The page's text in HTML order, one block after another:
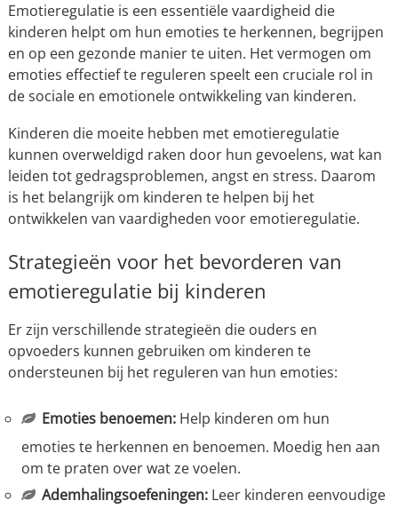
Emotieregulatie is een essentiële vaardigheid die
kinderen helpt om hun emoties te herkennen, begrijpen
en op een gezonde manier te uiten. Het vermogen om
emoties effectief te reguleren speelt een cruciale rol in
de sociale en emotionele ontwikkeling van kinderen.
Kinderen die moeite hebben met emotieregulatie
kunnen overweldigd raken door hun gevoelens, wat kan
leiden tot gedragsproblemen, angst en stress. Daarom
is het belangrijk om kinderen te helpen bij het
ontwikkelen van vaardigheden voor emotieregulatie.
Strategieën voor het bevorderen van
emotieregulatie bij kinderen
Er zijn verschillende strategieën die ouders en
opvoeders kunnen gebruiken om kinderen te
ondersteunen bij het reguleren van hun emoties:
Emoties benoemen:Help kinderen om hun
emoties te herkennen en benoemen. Moedig hen aan
om te praten over wat ze voelen.
Ademhalingsoefeningen:Leer kinderen eenvoudige